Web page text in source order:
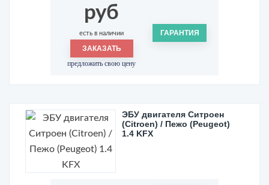
руб
есть в наличии
ЗАКАЗАТЬ
предложить свою цену
ГАРАНТИЯ
ЭБУ двигателя Ситроен
(Citroen) / Пежо (Peugeot)
1.4 KFX